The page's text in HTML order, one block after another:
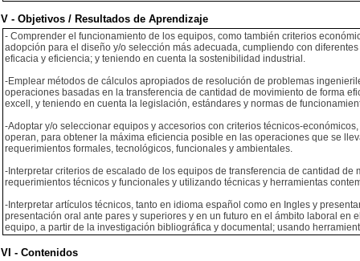
V - Objetivos / Resultados de Aprendizaje
- Comprender el funcionamiento de los equipos, como también criterios
adopción para el diseño y/o selección más adecuada, cumpliendo con
eficacia y eficiencia; y teniendo en cuenta la sostenibilidad industrial.
-Emplear métodos de cálculos apropiados de resolución de problemas
operaciones basadas en la transferencia de cantidad de movimiento de forma
excell, y teniendo en cuenta la legislación, estándares y normas de
-Adoptar y/o seleccionar equipos y accesorios con criterios técnicos-
operan, para obtener la máxima eficiencia posible en las operaciones que se
requerimientos formales, tecnológicos, funcionales y ambientales.
-Interpretar criterios de escalado de los equipos de transferencia de cantidad
requerimientos técnicos y funcionales y utilizando técnicas y herramientas
-Interpretar artículos técnicos, tanto en idioma español como en Ingles y
presentación oral ante pares y superiores y en un futuro en el ámbito laboral
equipo, a partir de la investigación bibliográfica y documental; usando
VI - Contenidos